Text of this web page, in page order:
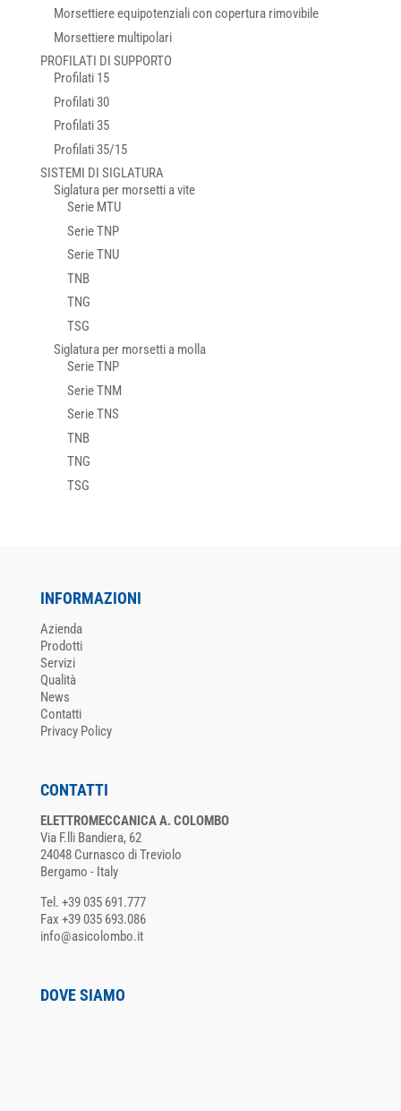
Morsettiere equipotenziali con copertura rimovibile
Morsettiere multipolari
PROFILATI DI SUPPORTO
Profilati 15
Profilati 30
Profilati 35
Profilati 35/15
SISTEMI DI SIGLATURA
Siglatura per morsetti a vite
Serie MTU
Serie TNP
Serie TNU
TNB
TNG
TSG
Siglatura per morsetti a molla
Serie TNP
Serie TNM
Serie TNS
TNB
TNG
TSG
INFORMAZIONI
Azienda
Prodotti
Servizi
Qualità
News
Contatti
Privacy Policy
CONTATTI
ELETTROMECCANICA A. COLOMBO
Via F.lli Bandiera, 62
24048 Curnasco di Treviolo
Bergamo - Italy
Tel. +39 035 691.777
Fax +39 035 693.086
info@asicolombo.it
DOVE SIAMO